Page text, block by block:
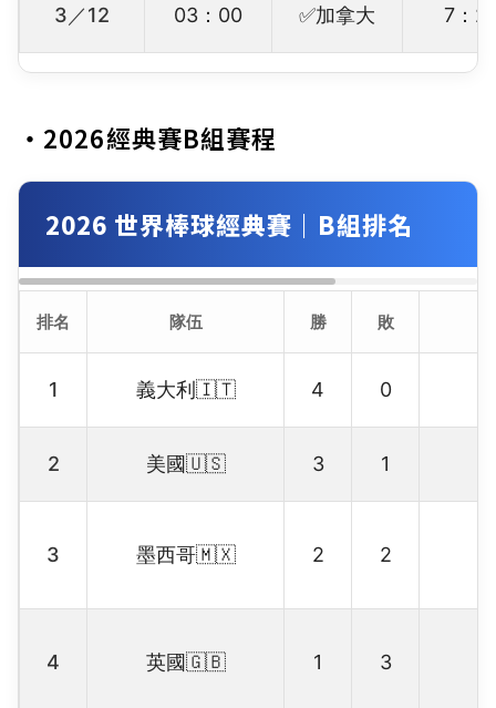
3／12 03：00 ✅加拿大 7：2
・2026經典賽B組賽程
2026 世界棒球經典賽｜B組排名
排名 隊伍 勝 敗
1 義大利🇮🇹 4 0
2 美國🇺🇸 3 1
3 墨西哥🇲🇽 2 2
4 英國🇬🇧 1 3